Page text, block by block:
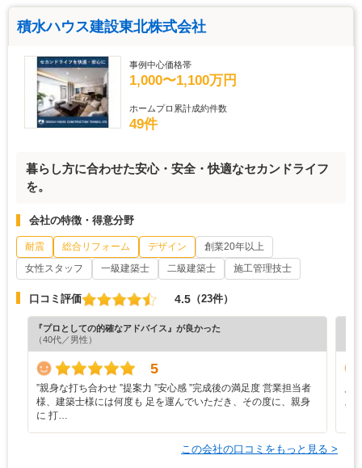
積水ハウス建設東北株式会社
事例中心価格帯
1,000〜1,100万円
ホームプロ累計成約件数
49件
暮らし方に合わせた安心・安全・快適なセカンドライフ
を。
会社の特徴・得意分野
耐震 総合リフォーム デザイン
創業20年以上
女性スタッフ
一級建築士 二級建築士 施工管理技士
口コミ評価 4.5 （23件）
『プロとしての的確なアドバイス』が良かった
（40代／男性）
5
”‬親身な打ち合わせ ‪”‬提案力 ‪”‬安心感 ‪”‬完成後の満足度 営業担当者
様、建築士様には何度も 足を運んでいただき、その度に、親身
に 打…
ス
この会社の口コミをもっと見る >